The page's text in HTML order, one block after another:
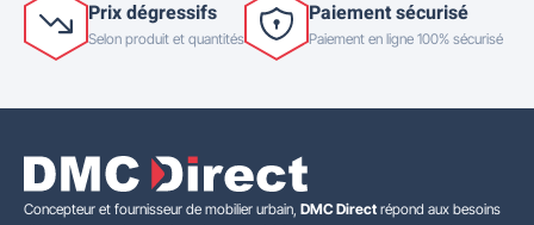
Prix dégressifs
Selon produit et quantités
Paiement sécurisé
Paiement en ligne 100% sécurisé
Concepteur et fournisseur de mobilier urbain, DMC Direct répond aux besoins